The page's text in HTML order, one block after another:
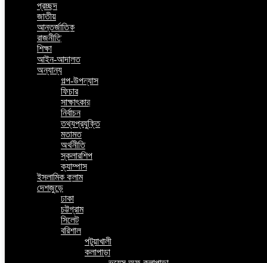
প্রচ্ছদ
জাতীয়
আন্তর্জাতিক
রাজনীতি
শিক্ষা
আইন-আদালত
অন্যান্য
গল্প-উপন্যাস
ফিচার
সাক্ষাৎকার
নির্বাচন
তথ্যপ্রযুক্তি
মতামত
অর্থনীতি
স্কলারশিপ
ক্যাম্পাস
ইসলামিক কলাম
দেশজুড়ে
ঢাকা
চট্টগ্রাম
সিলেট
বরিশাল
পটুয়াখালী
কলাপাড়া